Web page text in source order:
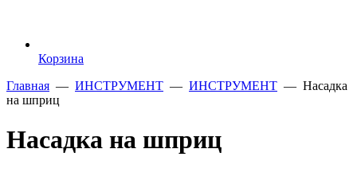
Корзина
Главная — ИНСТРУМЕНТ — ИНСТРУМЕНТ — Насадка
на шприц
Насадка на шприц